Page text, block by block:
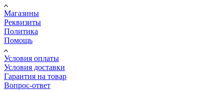
Магазины
Реквизиты
Политика
Помощь
Условия оплаты
Условия доставки
Гарантия на товар
Вопрос-ответ